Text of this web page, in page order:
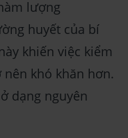
lượng
huyết của bí
khiến việc kiểm
khó khăn hơn.
dạng nguyên